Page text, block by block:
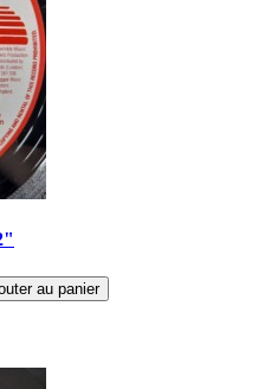
au panier